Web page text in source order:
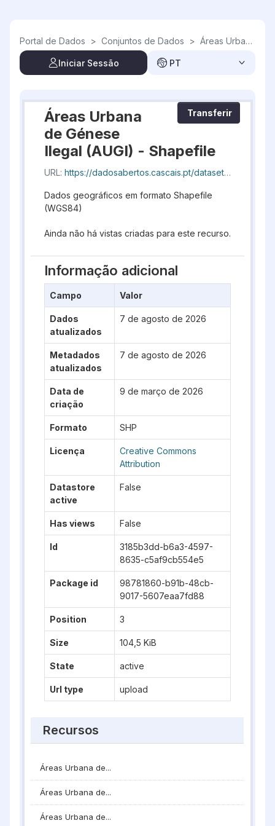
Portal de Dados > Conjuntos de Dados > Áreas Urbana de Génese Ilegal (AUGI)
Iniciar Sessão PT
Transferir
Áreas Urbana
de Génese
Ilegal (AUGI) - Shapefile
URL: https://dadosabertos.cascais.pt/dataset/98781860-b91b-48cb-9017-5607eaa7fd88/resource/3185b3dd-b6a3-4597-8635-c5af9cb554e5/download/geocascais-augi_20260807_193306.shp
Dados geográficos em formato Shapefile
(WGS84)
Ainda não há vistas criadas para este recurso.
Recursos
Áreas Urbana de...
Áreas Urbana de...
Áreas Urbana de...
Informação adicional
Campo Valor
Dados
atualizados
7 de agosto de 2026
Metadados
atualizados
7 de agosto de 2026
Data de
criação
9 de março de 2026
Formato SHP
Licença
Creative Commons
Attribution
Datastore
active
False
Has views False
Id
3185b3dd-b6a3-4597-
8635-c5af9cb554e5
Package id
98781860-b91b-48cb-
9017-5607eaa7fd88
Position 3
Size 104,5 KiB
State active
Url type upload